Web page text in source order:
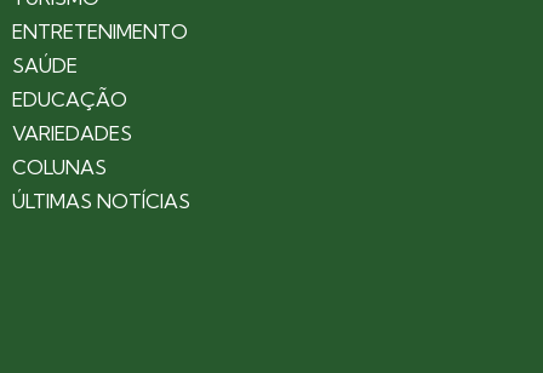
ENTRETENIMENTO
SAÚDE
EDUCAÇÃO
VARIEDADES
COLUNAS
ÚLTIMAS NOTÍCIAS